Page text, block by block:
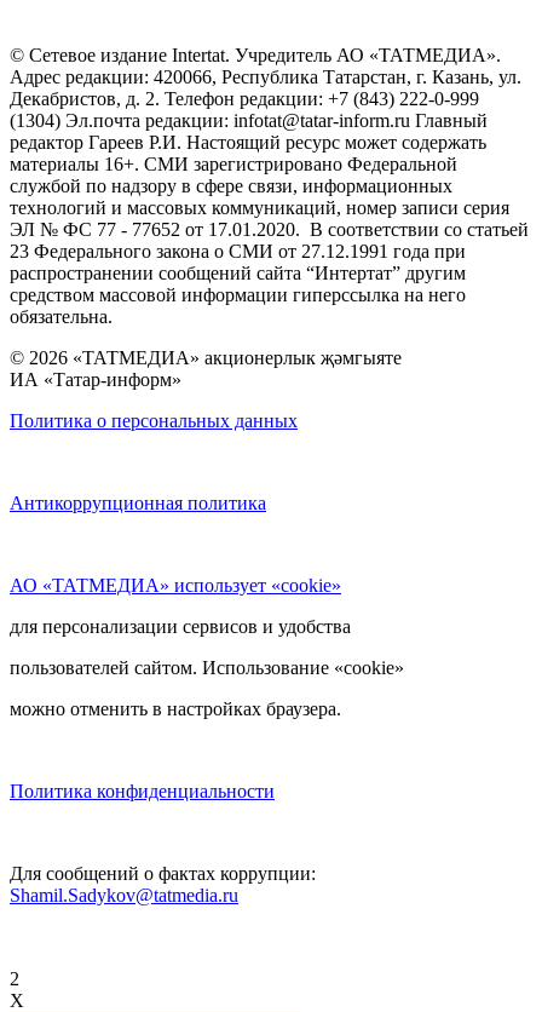
© Сетевое издание Intertat. Учредитель АО «ТАТМЕДИА».
Адрес редакции: 420066, Республика Татарстан, г. Казань, ул.
Декабристов, д. 2. Телефон редакции: +7 (843) 222-0-999
(1304) Эл.почта редакции: infotat@tatar-inform.ru Главный
редактор Гареев Р.И. Настоящий ресурс может содержать
материалы 16+. СМИ зарегистрировано Федеральной
службой по надзору в сфере связи, информационных
технологий и массовых коммуникаций, номер записи серия
ЭЛ № ФС 77 - 77652 от 17.01.2020. В соответствии со статьей
23 Федерального закона о СМИ от 27.12.1991 года при
распространении сообщений сайта “Интертат” другим
средством массовой информации гиперссылка на него
обязательна.
© 2026 «ТАТМЕДИА» акционерлык җәмгыяте
ИА «Татар-информ»
Политика о персональных данных
Антикоррупционная политика
АО «ТАТМЕДИА» использует «cookie»
для персонализации сервисов и удобства
пользователей сайтом. Использование «cookie»
можно отменить в настройках браузера.
Политика конфиденциальности
Для сообщений о фактах коррупции:
Shamil.Sadykov@tatmedia.ru
2
X